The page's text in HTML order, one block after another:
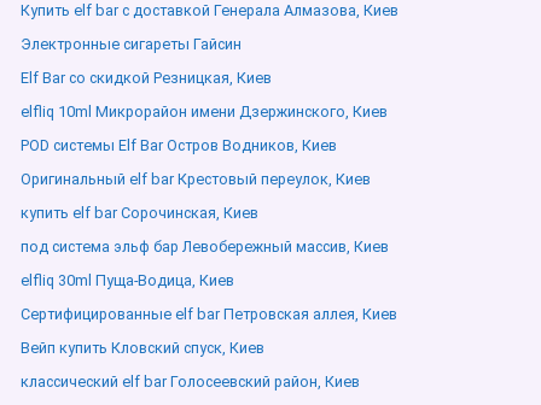
Купить elf bar с доставкой Генерала Алмазова, Киев
Электронные сигареты Гайсин
Elf Bar со скидкой Резницкая, Киев
elfliq 10ml Микрорайон имени Дзержинского, Киев
POD системы Elf Bar Остров Водников, Киев
Оригинальный elf bar Крестовый переулок, Киев
купить elf bar Сорочинская, Киев
под система эльф бар Левобережный массив, Киев
elfliq 30ml Пуща-Водица, Киев
Сертифицированные elf bar Петровская аллея, Киев
Вейп купить Кловский спуск, Киев
классический elf bar Голосеевский район, Киев